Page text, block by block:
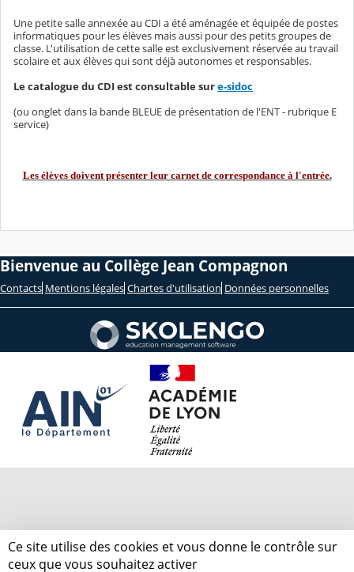
Une petite salle annexée au CDI a été aménagée et équipée de postes
informatiques pour les élèves mais aussi pour des petits groupes de
classe. L'utilisation de cette salle est exclusivement réservée au travail
scolaire et aux élèves qui sont déjà autonomes et responsables.
Le catalogue du CDI est consultable sure-sidoc
(ou onglet dans la bande BLEUE de présentation de l'ENT - rubrique E
service)
Les élèves doivent présenter leur carnet de correspondance à l'entrée.
Bienvenue au Collège Jean Compagnon
Contacts Mentions légales Chartes d'utilisation Données personnelles
Ce site utilise des cookies et vous donne le contrôle sur
ceux que vous souhaitez activer